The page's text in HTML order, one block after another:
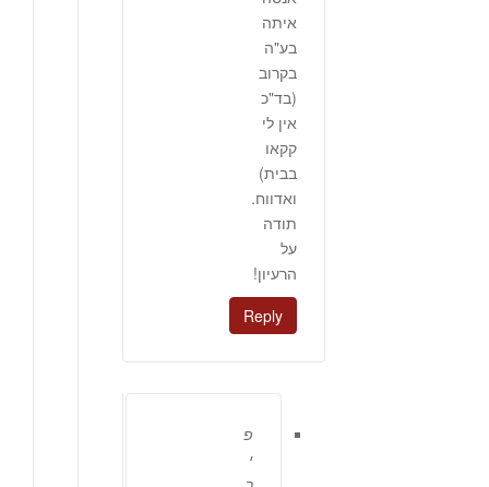
איתה
בע"ה
בקרוב
(בד"כ
אין לי
קקאו
בבית)
ואדווח.
תודה
על
הרעיון!
Reply
פ
י